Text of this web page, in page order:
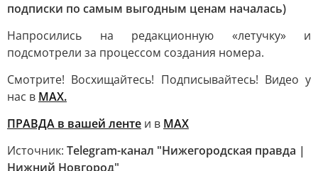
подписки по самым выгодным ценам началась)
Напросились на редакционную «летучку» и
подсмотрели за процессом создания номера.
Смотрите! Восхищайтесь! Подписывайтесь! Видео у
нас в MAX.
ПРАВДА в вашей ленте и в MAX
Источник: Telegram-канал "Нижегородская правда |
Нижний Новгород"